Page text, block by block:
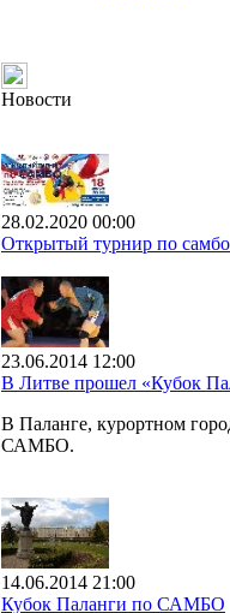
Новости
28.02.2020 00:00
Открытый турнир по самбо
23.06.2014 12:00
В Литве прошел «Кубок
В Паланге, курортном
САМБО.
14.06.2014 21:00
Кубок Паланги по САМБО